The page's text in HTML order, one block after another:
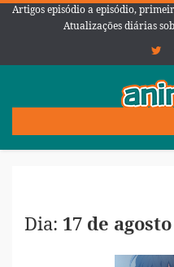
Artigos episódio a episódio,
Atualizações diárias
Dia: 17 de